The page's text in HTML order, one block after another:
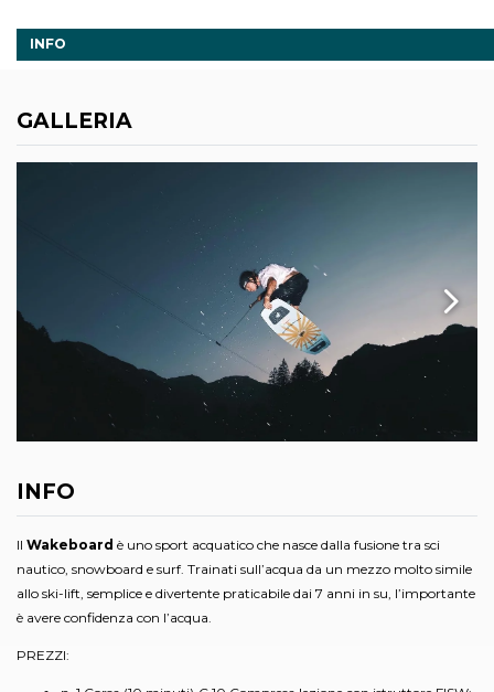
INFO
GALLERIA
INFO
Il Wakeboard è uno sport acquatico che nasce dalla fusione tra sci
nautico, snowboard e surf. Trainati sull’acqua da un mezzo molto simile
allo ski-lift, semplice e divertente praticabile dai 7 anni in su, l’importante
è avere confidenza con l’acqua.
PREZZI: